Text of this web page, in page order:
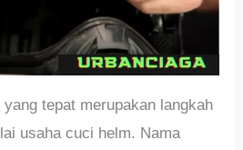
tepat merupakan langkah
usaha cuci helm. Nama